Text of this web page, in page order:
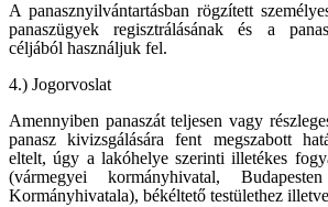
A panasznyilvántartásban rögzített
panaszügyek regisztrálásának és a
céljából használjuk fel.
4.) Jogorvoslat
Amennyiben panaszát teljesen vagy
panasz kivizsgálására fent megszabott
eltelt, úgy a lakóhelye szerinti illetékes
(vármegyei kormányhivatal,
Kormányhivatala), békéltető testülethez